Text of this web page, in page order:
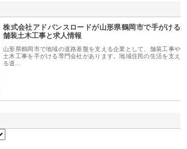
株式会社アドバンスロードが山形県鶴岡市で手がける
舗装土木工事と求人情報
山形県鶴岡市で地域の道路基盤を支える企業として、舗装工事や
土木工事を手がける専門会社があります。地域住民の生活を支え
る道…